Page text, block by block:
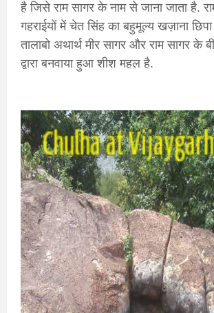
है जिसे राम सागर के नाम से जाना जाता है.
गहराईयों में चेत सिंह का बहुमूल्य खज़ाना छिपा
तालाबो अथार्थ मीर सागर और राम सागर के
द्वारा बनवाया हुआ शीश महल है.